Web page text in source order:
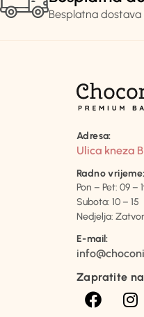
Besplatna
Adresa:
Ulica kneza
Radno vrijeme:
Pon – Pet: 09 –
Subota: 10 – 15
Nedjelja:
E-mail:
Zapratite